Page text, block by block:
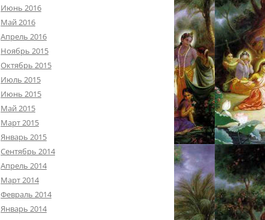
Июнь 2016
Май 2016
Апрель 2016
Ноябрь 2015
Октябрь 2015
Июль 2015
Июнь 2015
Май 2015
Март 2015
Январь 2015
Сентябрь 2014
Апрель 2014
Март 2014
Февраль 2014
Январь 2014